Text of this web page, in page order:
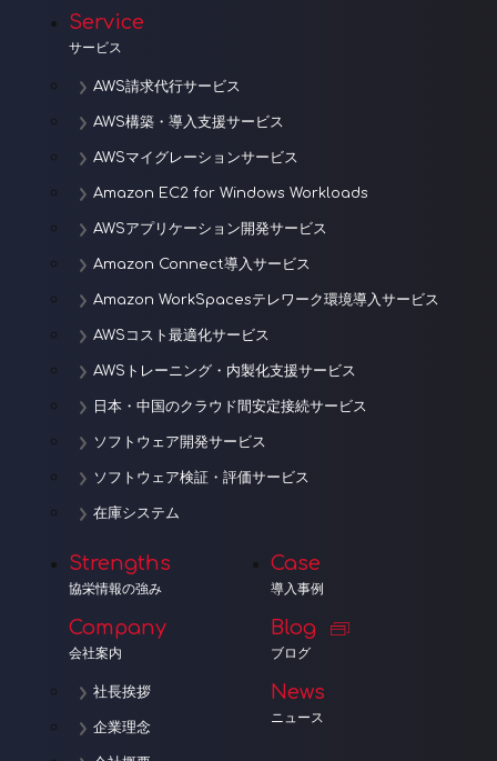
Service
サービス
AWS請求代行サービス
AWS構築・導入支援サービス
AWSマイグレーションサービス
Amazon EC2 for Windows Workloads
AWSアプリケーション開発サービス
Amazon Connect導入サービス
Amazon WorkSpacesテレワーク環境導入サービス
AWSコスト最適化サービス
AWSトレーニング・内製化支援サービス
日本・中国のクラウド間安定接続サービス
ソフトウェア開発サービス
ソフトウェア検証・評価サービス
在庫システム
Strengths
協栄情報の強み
Company
会社案内
社長挨拶
企業理念
Case
導入事例
Blog
ブログ
News
ニュース